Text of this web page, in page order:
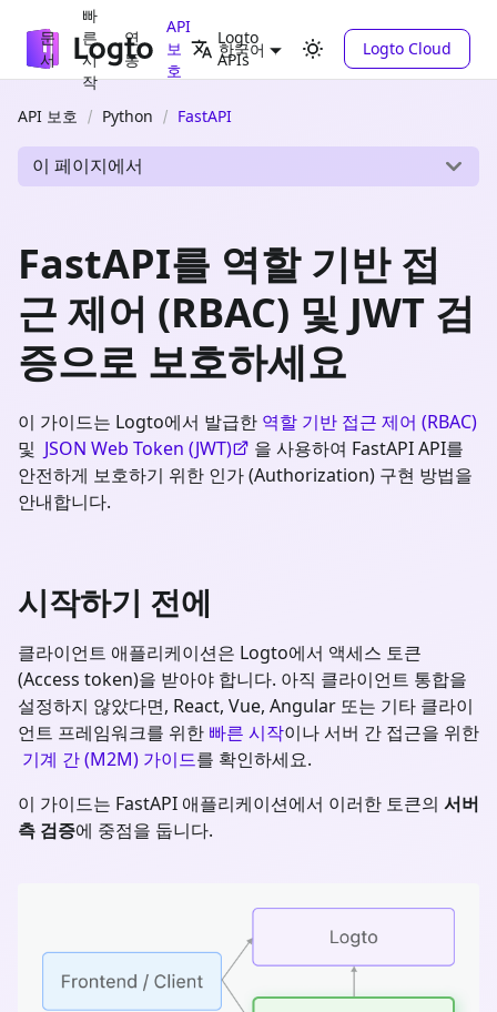
문
서
빠
른
시
작
연
동
API
보
호
Logto
APIs
한국어 Logto Cloud
API 보호 Python FastAPI
이 페이지에서
FastAPI를 역할 기반 접
근 제어 (RBAC) 및 JWT 검
증으로 보호하세요
이 가이드는 Logto에서 발급한 역할 기반 접근 제어 (RBAC)
및 JSON Web Token (JWT)
을 사용하여 FastAPI API를
안전하게 보호하기 위한 인가 (Authorization) 구현 방법을
안내합니다.
시작하기 전에
클라이언트 애플리케이션은 Logto에서 액세스 토큰
(Access token)을 받아야 합니다. 아직 클라이언트 통합을
설정하지 않았다면, React, Vue, Angular 또는 기타 클라이
언트 프레임워크를 위한 빠른 시작이나 서버 간 접근을 위한
기계 간 (M2M) 가이드를 확인하세요.
이 가이드는 FastAPI 애플리케이션에서 이러한 토큰의 서버
측 검증에 중점을 둡니다.